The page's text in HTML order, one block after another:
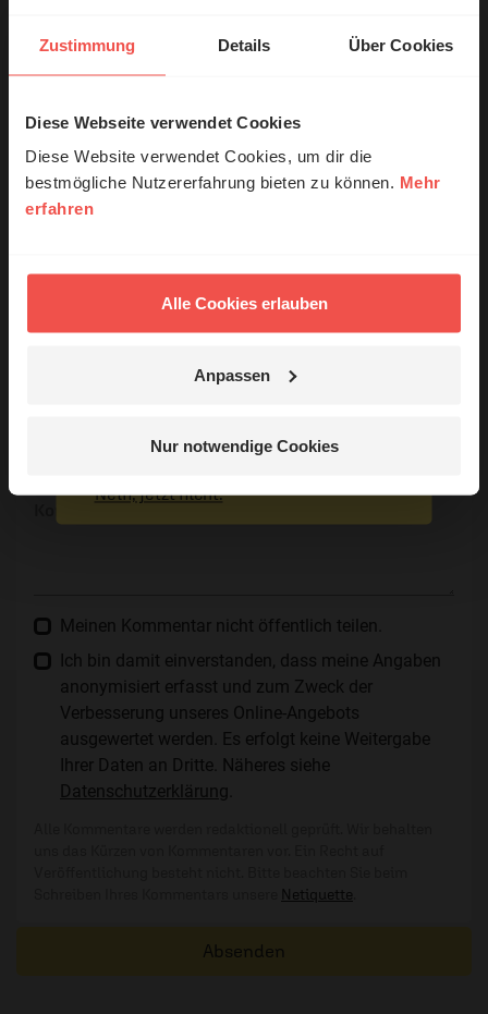
Zustimmung Details Über Cookies
Diese Webseite verwendet Cookies
Diese Website verwendet Cookies, um dir die
bestmögliche Nutzererfahrung bieten zu können. Mehr
erfahren
Alle Cookies erlauben
Anpassen
Nur notwendige Cookies
Nutzungsrechte
Ihr Kommentar
Meinen Kommentar nicht öffentlich teilen.
Ich bin damit einverstanden, dass meine Angaben
anonymisiert erfasst und zum Zweck der
Verbesserung unseres Online-Angebots
ausgewertet werden. Es erfolgt keine Weitergabe
Ihrer Daten an Dritte. Näheres siehe
Datenschutzerklärung
Netiquette
Absenden
entdecken
Nein, jetzt nicht.
© Ruth Schneider / ERF